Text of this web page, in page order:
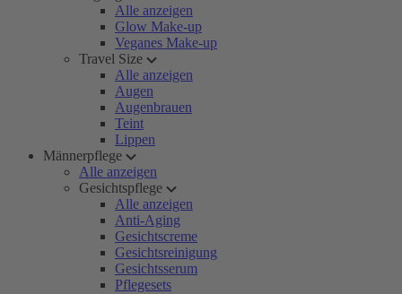
Alle anzeigen
Glow Make-up
Veganes Make-up
Travel Size
Alle anzeigen
Augen
Augenbrauen
Teint
Lippen
Männerpflege
Alle anzeigen
Gesichtspflege
Alle anzeigen
Anti-Aging
Gesichtscreme
Gesichtsreinigung
Gesichtsserum
Pflegesets